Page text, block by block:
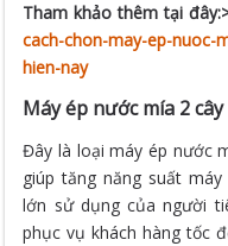
Tham khảo thêm tại
cach-chon-may-ep-nuoc-
hien-nay
Máy ép nước mía 2 cây
Đây là loại máy ép nước
giúp tăng năng suất
lớn sử dụng của người
phục vụ khách hàng tốc